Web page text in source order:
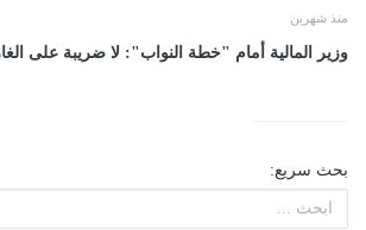
منذ شهرين
وزير المالية أمام "خطة النواب": لا ضريبة على
بحث سريع: